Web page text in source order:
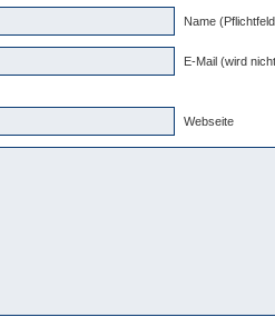
Name
E-Mail (wird
Webseite